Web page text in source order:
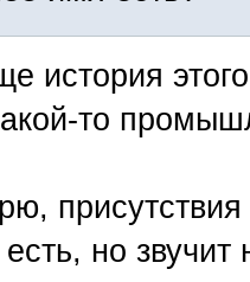
история
то
есть, но